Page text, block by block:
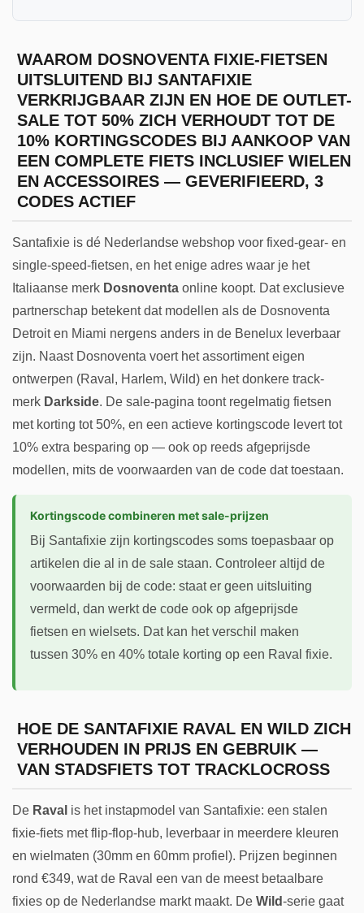
WAAROM DOSNOVENTA FIXIE-FIETSEN
UITSLUITEND BIJ SANTAFIXIE
VERKRIJGBAAR ZIJN EN HOE DE OUTLET-
SALE TOT 50% ZICH VERHOUDT TOT DE
10% KORTINGSCODES BIJ AANKOOP VAN
EEN COMPLETE FIETS INCLUSIEF WIELEN
EN ACCESSOIRES — GEVERIFIEERD, 3
CODES ACTIEF
Santafixie is dé Nederlandse webshop voor fixed-gear- en
single-speed-fietsen, en het enige adres waar je het
Italiaanse merk Dosnoventa online koopt. Dat exclusieve
partnerschap betekent dat modellen als de Dosnoventa
Detroit en Miami nergens anders in de Benelux leverbaar
zijn. Naast Dosnoventa voert het assortiment eigen
ontwerpen (Raval, Harlem, Wild) en het donkere track-
merk Darkside. De sale-pagina toont regelmatig fietsen
met korting tot 50%, en een actieve kortingscode levert tot
10% extra besparing op — ook op reeds afgeprijsde
modellen, mits de voorwaarden van de code dat toestaan.
Kortingscode combineren met sale-prijzen
Bij Santafixie zijn kortingscodes soms toepasbaar op
artikelen die al in de sale staan. Controleer altijd de
voorwaarden bij de code: staat er geen uitsluiting
vermeld, dan werkt de code ook op afgeprijsde
fietsen en wielsets. Dat kan het verschil maken
tussen 30% en 40% totale korting op een Raval fixie.
HOE DE SANTAFIXIE RAVAL EN WILD ZICH
VERHOUDEN IN PRIJS EN GEBRUIK —
VAN STADSFIETS TOT TRACKLOCROSS
De Raval is het instapmodel van Santafixie: een stalen
fixie-fiets met flip-flop-hub, leverbaar in meerdere kleuren
en wielmaten (30mm en 60mm profiel). Prijzen beginnen
rond €349, wat de Raval een van de meest betaalbare
fixies op de Nederlandse markt maakt. De Wild-serie gaat